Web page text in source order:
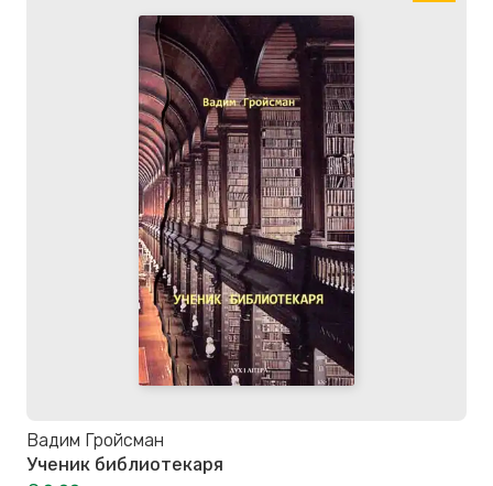
Вадим Гройсман
Ученик библиотекаря